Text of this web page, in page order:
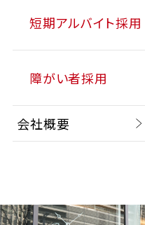
短期アルバイト採用
障がい者採用
会社概要